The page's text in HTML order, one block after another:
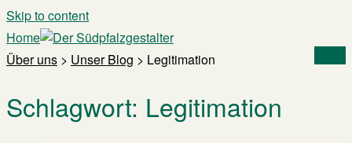
Skip to content
Home
Über uns > Unser Blog > Legitimation
Schlagwort: Legitimation